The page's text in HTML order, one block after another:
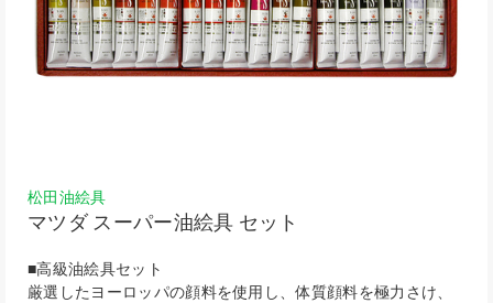
松田油絵具
マツダ スーパー油絵具 セット
■高級油絵具セット
厳選したヨーロッパの顔料を使用し、体質顔料を極力さけ、